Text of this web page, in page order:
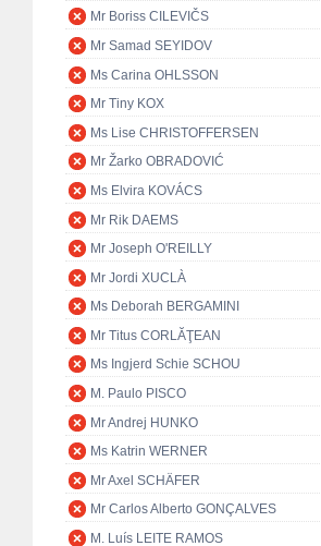
Mr Boriss CILEVIČS
Mr Samad SEYIDOV
Ms Carina OHLSSON
Mr Tiny KOX
Ms Lise CHRISTOFFERSEN
Mr Žarko OBRADOVIĆ
Ms Elvira KOVÁCS
Mr Rik DAEMS
Mr Joseph O'REILLY
Mr Jordi XUCLÀ
Ms Deborah BERGAMINI
Mr Titus CORLĂŢEAN
Ms Ingjerd Schie SCHOU
M. Paulo PISCO
Mr Andrej HUNKO
Ms Katrin WERNER
Mr Axel SCHÄFER
Mr Carlos Alberto GONÇALVES
M. Luís LEITE RAMOS